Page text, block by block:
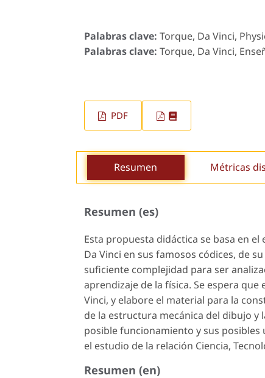
Palabras clave: Torque, Da Vinci,
Palabras clave: Torque, Da Vinci,
PDF
Resumen Métricas
Resumen (es)
Esta propuesta didáctica se basa en
Da Vinci en sus famosos códices, de
suficiente complejidad para ser
aprendizaje de la física. Se espera
Vinci, y elabore el material para la
de la estructura mecánica del dibujo y
posible funcionamiento y sus posibles
el estudio de la relación Ciencia,
Resumen (en)